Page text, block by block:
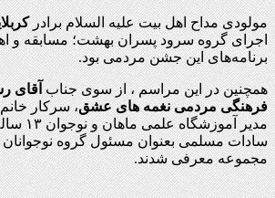
مولودی مداح اهل بیت علیه السلام برادر
اجرای گروه سرود پسران بهشت؛ مسابقه و
برنامه‌های این جشن مردمی بود.
همچنین در این مراسم ، از سوی جنابآقای
فرهنگی مردمی نغمه های عشق، سرکار
مدیر
سادات مسلمی بعنوان مسئول گروه
مجموعه معرفی شدند.